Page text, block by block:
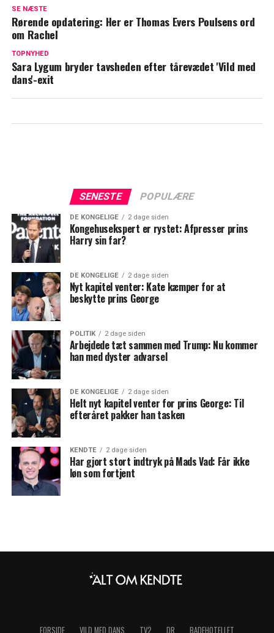
særlig aften
Endelig: Dansk comedy-stjerne er tilbage
SE NÆSTE
Rørende opdatering: Her er Thomas Evers Poulsens ord
om Rachel
TOPNYHED
Sara Lygum bryder tavsheden efter tårevædet 'Vild med
dans'-exit
SENESTE POPULÆRE
DE KONGELIGE 2 dage siden
Kongehusekspert er rystet: Afpresser prins
Harry sin far?
DE KONGELIGE 2 dage siden
Nyt kapitel venter: Kate kæmper for at
beskytte prins George
POLITIK 2 dage siden
Arbejdede tæt sammen med Trump: Nu kommer
han med dyster advarsel
DE KONGELIGE 2 dage siden
Helt nyt kapitel venter for prins George: Til
efteråret pakker han tasken
KENDTE 2 dage siden
Har gjort stort indtryk på Mads Vad: Får ikke
løn som fortjent
FORSIDE VILD MED DANS TV2 DR BADEHOTELLET